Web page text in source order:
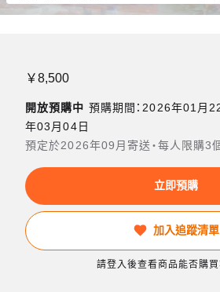
￥8,500
開放預購中 預購期間：2026年01月
年03月04日
預定於2026年09月寄送・每人限購3
立即預購
加入追蹤清單
請登入後查看商品能否購買